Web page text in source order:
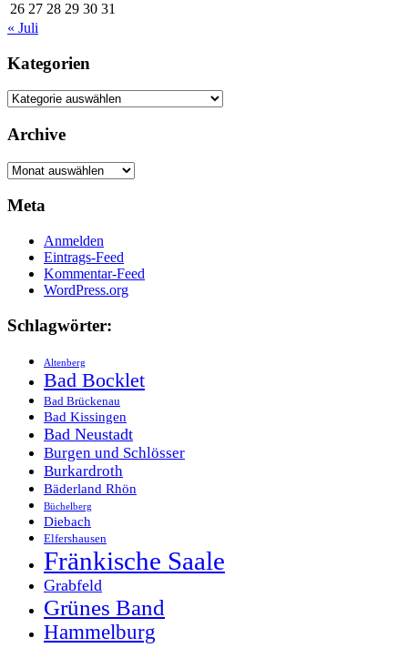
26 27 28 29 30 31
« Juli
Kategorien
Kategorien
Archive
Archive
Meta
Anmelden
Eintrags-Feed
Kommentar-Feed
WordPress.org
Schlagwörter:
Altenberg
Bad Bocklet
Bad Brückenau
Bad Kissingen
Bad Neustadt
Burgen und Schlösser
Burkardroth
Bäderland Rhön
Büchelberg
Diebach
Elfershausen
Fränkische Saale
Grabfeld
Grünes Band
Hammelburg